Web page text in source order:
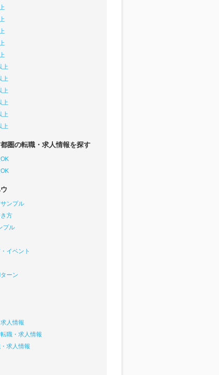
上
上
上
上
上
上
圏の転職・求人情報を探す
ンプル
方
プル
イベント
ーン
人情報
職・求人情報
求人情報